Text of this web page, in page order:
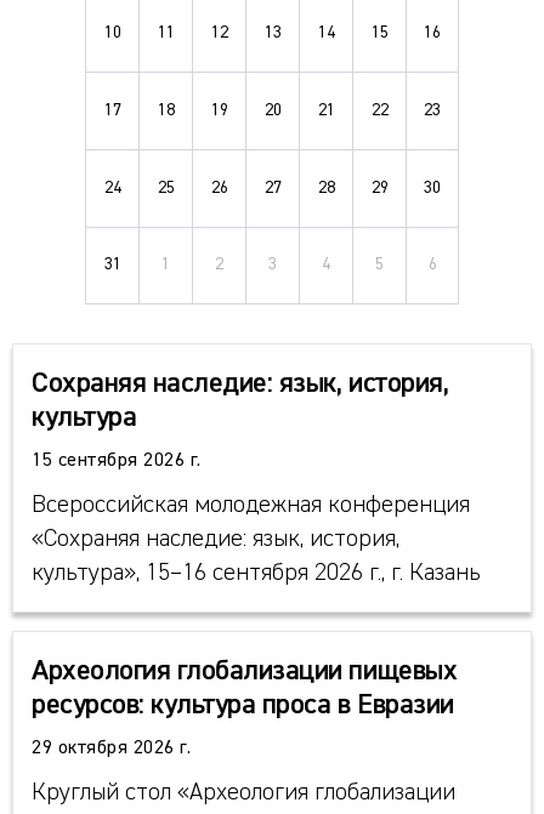
10 11 12 13 14 15 16
17 18 19 20 21 22 23
24 25 26 27 28 29 30
31 1 2 3 4 5 6
Сохраняя наследие: язык, история,
культура
15 сентября 2026 г.
Всероссийская молодежная конференция
«Сохраняя наследие: язык, история,
культура», 15–16 сентября 2026 г., г. Казань
Археология глобализации пищевых
ресурсов: культура проса в Евразии
29 октября 2026 г.
Круглый стол «Археология глобализации